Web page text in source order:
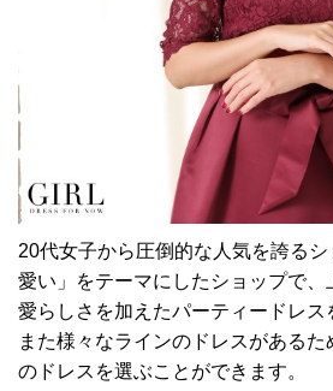
20代女子から圧倒的な人気を誇る
愛い」をテーマにしたショップで
愛らしさを加えたパーティードレス
また様々なラインのドレスがある
のドレスを選ぶことができます。